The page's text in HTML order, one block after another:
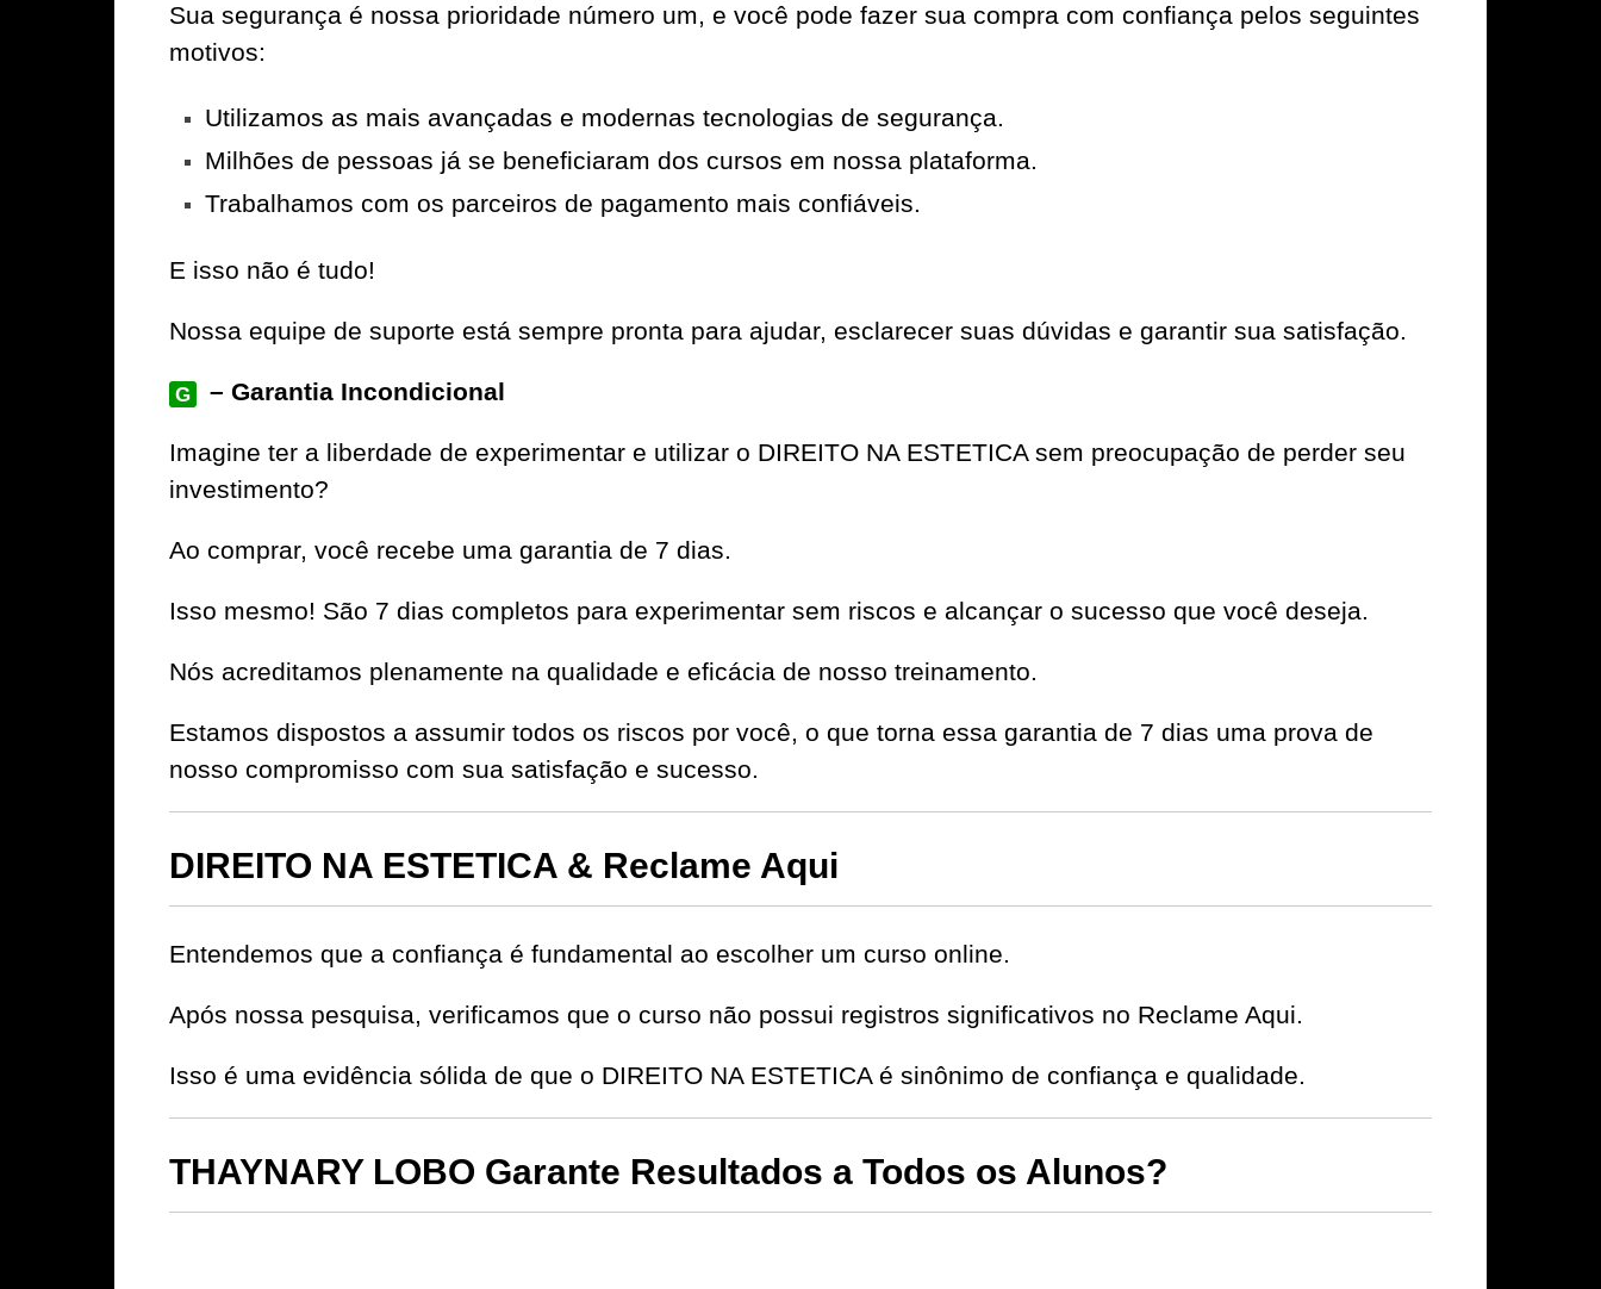
Sua segurança é nossa prioridade número um, e você pode fazer sua compra com confiança pelos seguintes
motivos:
Utilizamos as mais avançadas e modernas tecnologias de segurança.
Milhões de pessoas já se beneficiaram dos cursos em nossa plataforma.
Trabalhamos com os parceiros de pagamento mais confiáveis.
E isso não é tudo!
Nossa equipe de suporte está sempre pronta para ajudar, esclarecer suas dúvidas e garantir sua satisfação.
G – Garantia Incondicional
Imagine ter a liberdade de experimentar e utilizar o DIREITO NA ESTETICA sem preocupação de perder seu
investimento?
Ao comprar, você recebe uma garantia de 7 dias.
Isso mesmo! São 7 dias completos para experimentar sem riscos e alcançar o sucesso que você deseja.
Nós acreditamos plenamente na qualidade e eficácia de nosso treinamento.
Estamos dispostos a assumir todos os riscos por você, o que torna essa garantia de 7 dias uma prova de
nosso compromisso com sua satisfação e sucesso.
DIREITO NA ESTETICA & Reclame Aqui
Entendemos que a confiança é fundamental ao escolher um curso online.
Após nossa pesquisa, verificamos que o curso não possui registros significativos no Reclame Aqui.
Isso é uma evidência sólida de que o DIREITO NA ESTETICA é sinônimo de confiança e qualidade.
THAYNARY LOBO Garante Resultados a Todos os Alunos?